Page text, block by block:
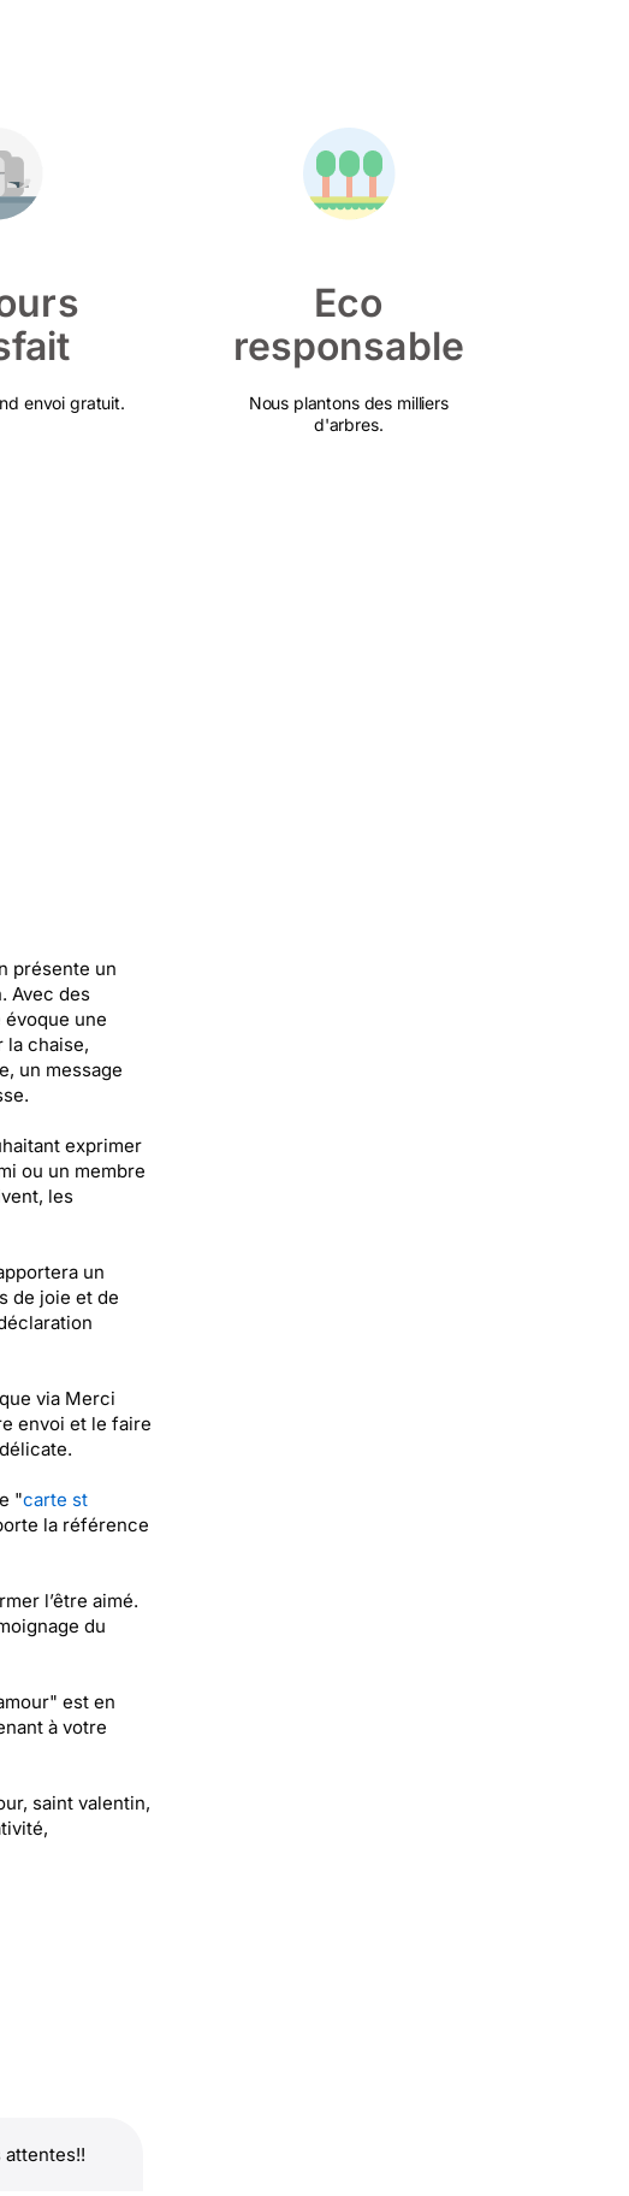
envoi gratuit.
Eco
responsable
Nous plantons des milliers
d'arbres.
présente un
Avec des
une
la chaise,
un message
exprimer
ou un membre
les
un
de joie et de
via Merci
envoi et le faire
"carte st
la référence
l’être aimé.
du
est en
à votre
saint valentin,
attentes!!